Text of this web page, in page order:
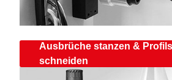
Ausbrüche stanzen &
schneiden